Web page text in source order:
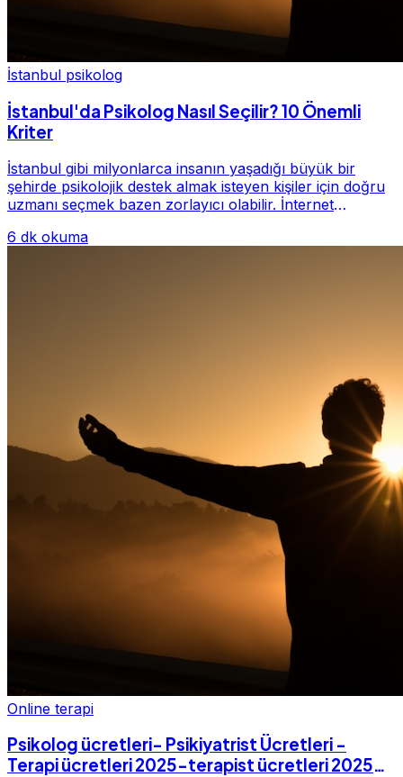
İstanbul psikolog
İstanbul'da Psikolog Nasıl Seçilir? 10 Önemli
Kriter
İstanbul gibi milyonlarca insanın yaşadığı büyük bir
şehirde psikolojik destek almak isteyen kişiler için doğru
uzmanı seçmek bazen zorlayıcı olabilir. İnternet
6 dk okuma
Online terapi
Psikolog ücretleri- Psikiyatrist Ücretleri -
Terapi ücretleri 2025-terapist ücretleri 2025-